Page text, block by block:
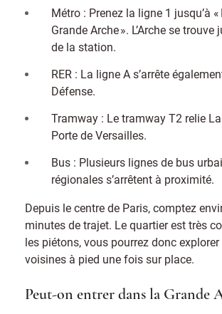
Métro : Prenez la ligne 1 jusqu’à
Grande Arche ». L’Arche se
de la station.
RER : La ligne A s’arrête
Défense.
Tramway : Le tramway T2 relie
Porte de Versailles.
Bus : Plusieurs lignes de bus
régionales s’arrêtent à proximité.
Depuis le centre de Paris, comptez
minutes de trajet. Le quartier est très
les piétons, vous pourrez donc
voisines à pied une fois sur place.
Peut-on entrer dans la Grande